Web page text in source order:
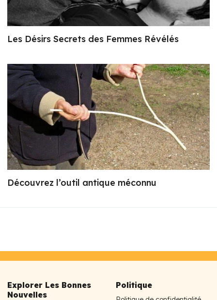
Les Désirs Secrets des Femmes Révélés
Découvrez l’outil antique méconnu
Explorer Les Bonnes
Nouvelles
Politique